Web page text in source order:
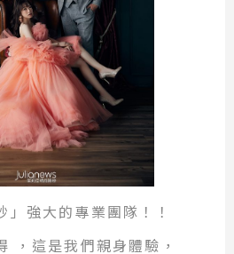
」強大的專業團隊！！
，這是我們親身體驗，